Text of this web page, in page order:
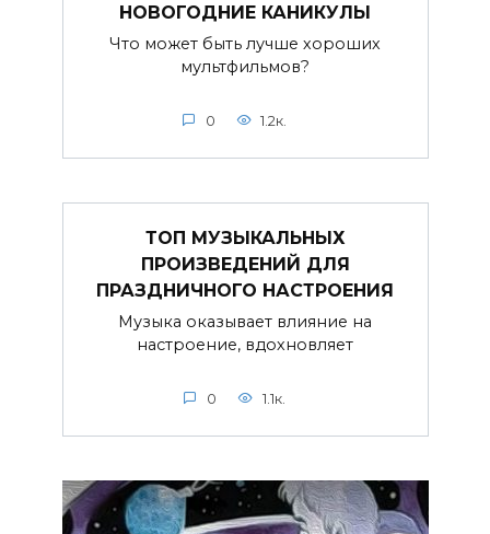
НОВОГОДНИЕ КАНИКУЛЫ
Что может быть лучше хороших
мультфильмов?
0 1.2к.
ТОП МУЗЫКАЛЬНЫХ
ПРОИЗВЕДЕНИЙ ДЛЯ
ПРАЗДНИЧНОГО НАСТРОЕНИЯ
Музыка оказывает влияние на
настроение, вдохновляет
0 1.1к.